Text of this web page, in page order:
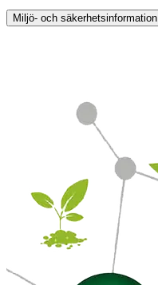
Miljö- och säkerhetsinformation